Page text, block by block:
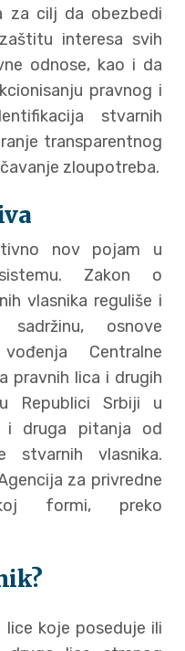
za cilj da obezbedi
interesa svih
odnose, kao i da
pravnog i
stvarnih
transparentnog
zloupotreba.
nov pojam u
Zakon o
vlasnika reguliše i
sadržinu, osnove
Centralne
pravnih lica i drugih
Republici Srbiji u
i druga pitanja od
stvarnih vlasnika.
za privredne
formi, preko
lice koje poseduje ili